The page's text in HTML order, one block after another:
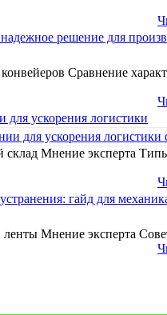
решение для
Сравнение
для ускорения логистики
Мнение эксперта
гайд для
Мнение эксперта